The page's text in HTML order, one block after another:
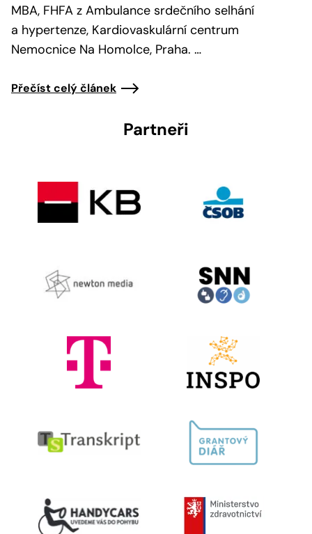
MBA, FHFA z Ambulance srdečního selhání
a hypertenze, Kardiovaskulární centrum
Nemocnice Na Homolce, Praha. …
Přečíst celý článek
Partneři